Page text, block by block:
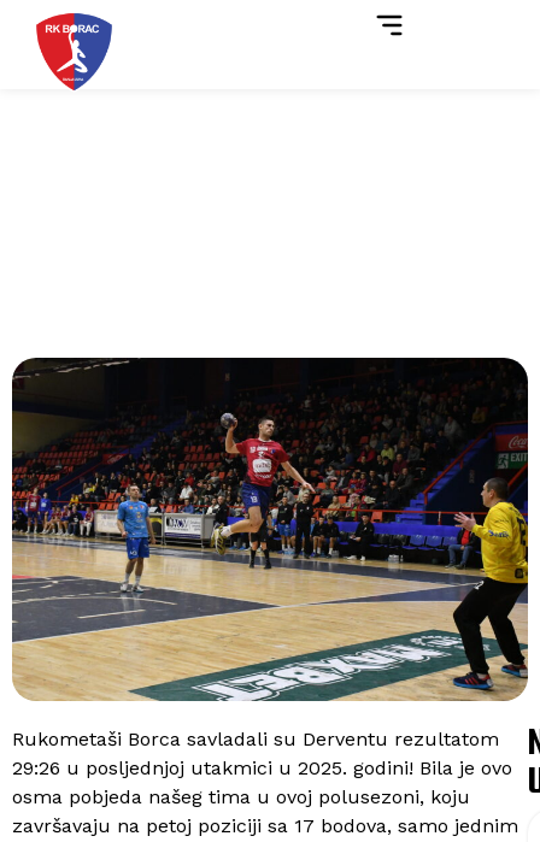
Rukometaši Borca savladali su Derventu rezultatom
29:26 u posljednjoj utakmici u 2025. godini! Bila je ovo
osma pobjeda našeg tima u ovoj polusezoni, koju
završavaju na petoj poziciji sa 17 bodova, samo jednim